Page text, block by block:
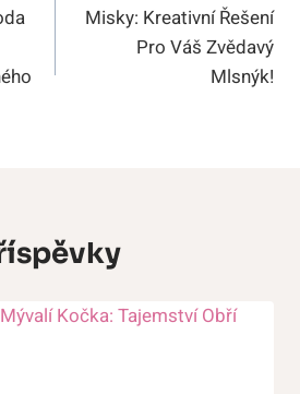
Misky: Kreativní Řešení
Pro Váš Zvědavý
Mlsnýk!